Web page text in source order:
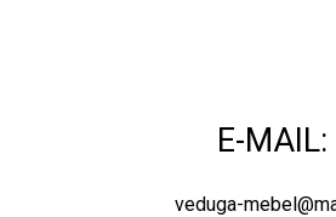
E-MAIL:
veduga-